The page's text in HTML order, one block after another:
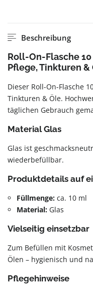
Beschreibung
Roll-On-Flasche
Pflege, Tinkturen &
Dieser Roll-On-Flasche
Tinkturen & Öle.
täglichen Gebrauch
Material Glas
Glas ist
wiederbefüllbar.
Produktdetails auf
Füllmenge: ca. 10 ml
Material: Glas
Vielseitig einsetzbar
Zum Befüllen mit
Ölen – hygienisch und
Pflegehinweise